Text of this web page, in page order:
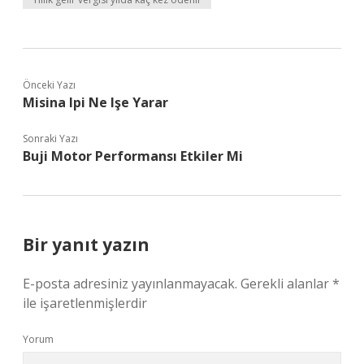
Önceki Yazı
Misina Ipi Ne Işe Yarar
Sonraki Yazı
Buji Motor Performansı Etkiler Mi
Bir yanıt yazın
E-posta adresiniz yayınlanmayacak. Gerekli alanlar*
ile işaretlenmişlerdir
Yorum